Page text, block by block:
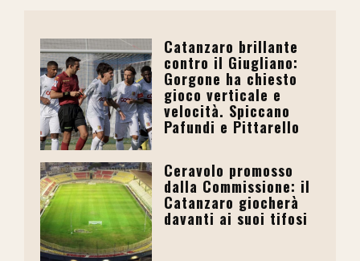
Catanzaro brillante
contro il Giugliano:
Gorgone ha chiesto
gioco verticale e
velocità. Spiccano
Pafundi e Pittarello
Ceravolo promosso
dalla Commissione: il
Catanzaro giocherà
davanti ai suoi tifosi